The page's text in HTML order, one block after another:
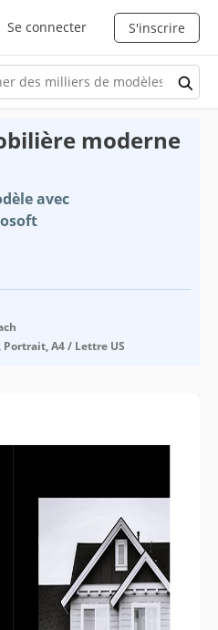
Se connecter S'inscrire
moderne
avec
A4 / Lettre US